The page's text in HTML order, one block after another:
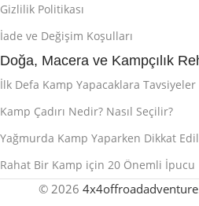
Gizlilik Politikası
İade ve Değişim Koşulları
Doğa, Macera ve Kampçılık
İlk Defa Kamp Yapacaklara Tavsiyeler
Kamp Çadırı Nedir? Nasıl Seçilir?
Yağmurda Kamp Yaparken Dikkat
Rahat Bir Kamp için 20 Önemli İpucu
© 2026 4x4offroadadventure